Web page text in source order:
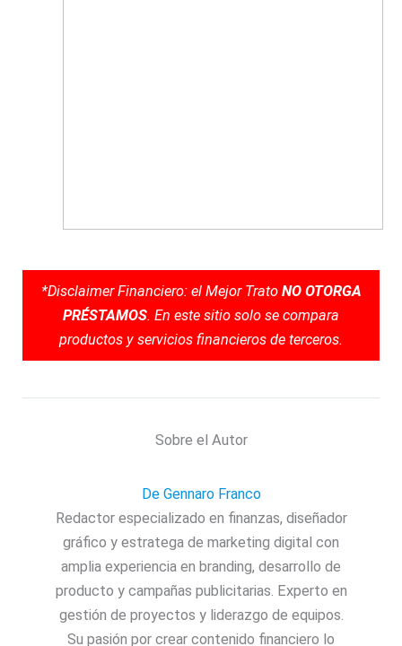
*Disclaimer Financiero: el Mejor Trato NO OTORGA
PRÉSTAMOS. En este sitio solo se compara
productos y servicios financieros de terceros.
Sobre el Autor
De Gennaro Franco
Redactor especializado en finanzas, diseñador
gráfico y estratega de marketing digital con
amplia experiencia en branding, desarrollo de
producto y campañas publicitarias. Experto en
gestión de proyectos y liderazgo de equipos.
Su pasión por crear contenido financiero lo